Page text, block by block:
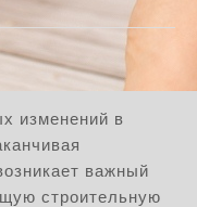
изменений в
важный
строительную